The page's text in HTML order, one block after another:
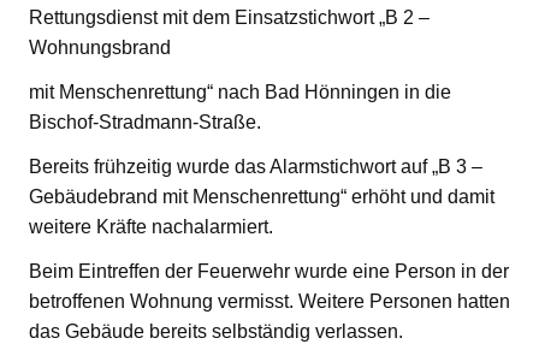
Rettungsdienst mit dem Einsatzstichwort „B 2 –
Wohnungsbrand
mit Menschenrettung“ nach Bad Hönningen in die
Bischof-Stradmann-Straße.
Bereits frühzeitig wurde das Alarmstichwort auf „B 3 –
Gebäudebrand mit Menschenrettung“ erhöht und damit
weitere Kräfte nachalarmiert.
Beim Eintreffen der Feuerwehr wurde eine Person in der
betroffenen Wohnung vermisst. Weitere Personen hatten
das Gebäude bereits selbständig verlassen.